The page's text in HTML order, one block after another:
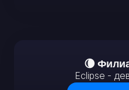
🌘
Eclipse -